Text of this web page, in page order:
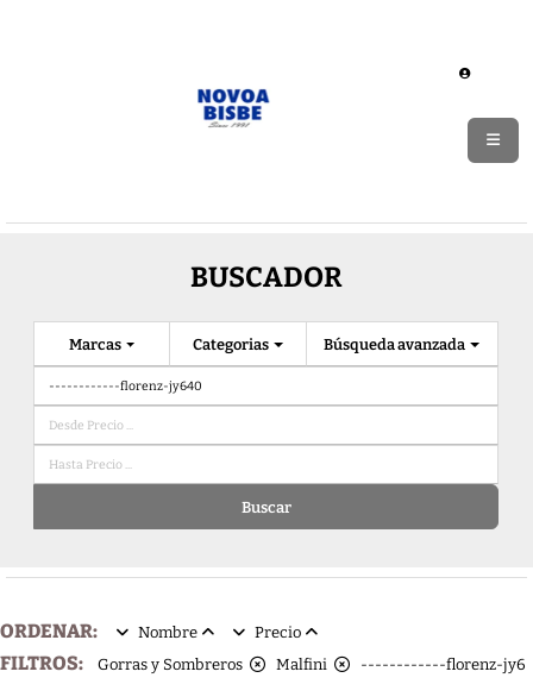
BUSCADOR
Categorias
Marcas Búsqueda avanzada
Buscar
ORDENAR: Nombre Precio
FILTROS: Gorras y Sombreros Malfini
------------florenz-jy6